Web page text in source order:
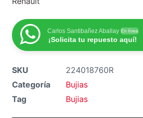
Carlos Santibañez Aballay En línea
¡Solicita tu repuesto aquí!
SKU
224018760R
Categoría
Bujias
Tag
Bujias